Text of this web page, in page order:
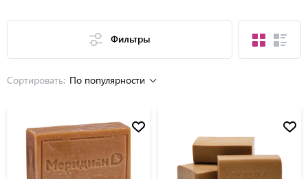
Фильтры
Сортировать: По популярности